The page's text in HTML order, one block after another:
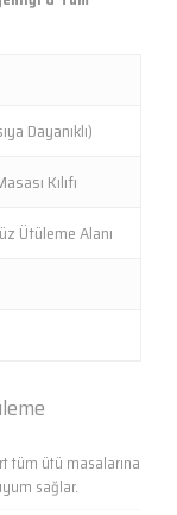
Dayanıklı)
Kılıfı
Ütüleme Alanı
tüm ütü masalarına
sağlar.